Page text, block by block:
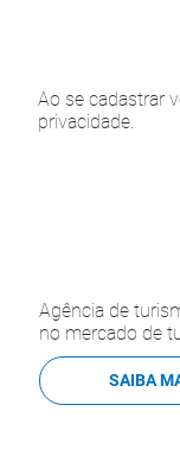
Agência de
no mercado de
SAIBA
Ao se cadastrar
privacidade.